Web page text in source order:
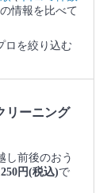
情報を比べて
ロを絞り込む
リーニング
し前後のおう
円(税込)で